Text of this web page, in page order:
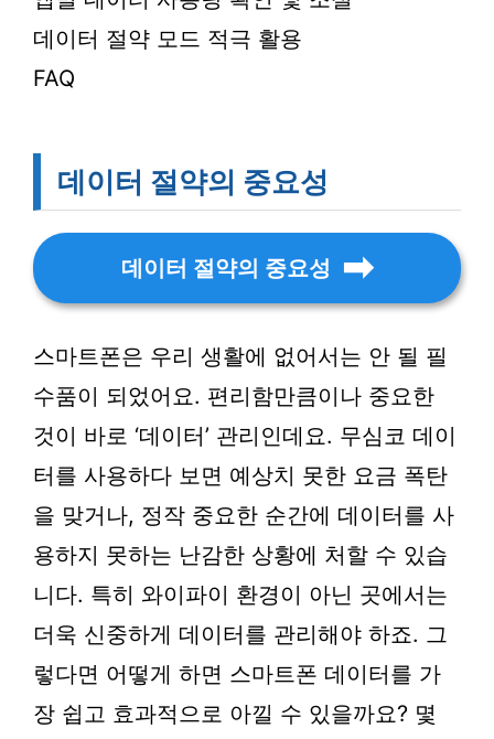
데이터 절약 모드 적극 활용
FAQ
데이터 절약의 중요성
데이터 절약의 중요성
스마트폰은 우리 생활에 없어서는 안 될 필
수품이 되었어요. 편리함만큼이나 중요한
것이 바로 ‘데이터’ 관리인데요. 무심코 데이
터를 사용하다 보면 예상치 못한 요금 폭탄
을 맞거나, 정작 중요한 순간에 데이터를 사
용하지 못하는 난감한 상황에 처할 수 있습
니다. 특히 와이파이 환경이 아닌 곳에서는
더욱 신중하게 데이터를 관리해야 하죠. 그
렇다면 어떻게 하면 스마트폰 데이터를 가
장 쉽고 효과적으로 아낄 수 있을까요? 몇